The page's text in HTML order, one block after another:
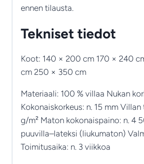
ennen tilausta.
Tekniset tiedot
Koot: 140 × 200 cm 170 × 240
cm 250 × 350 cm
Materiaali: 100 % villaa Nukan
Kokonaiskorkeus: n. 15 mm
g/m² Maton kokonaispaino: n. 4
puuvilla–lateksi (liukumaton)
Toimitusaika: n. 3 viikkoa